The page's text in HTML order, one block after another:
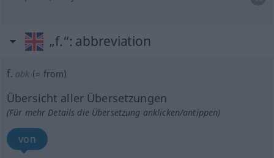
„f.“: abbreviation
f. abk (= from)
Übersicht aller Übersetzungen
(Für mehr Details die Übersetzung anklicken/antippen)
von